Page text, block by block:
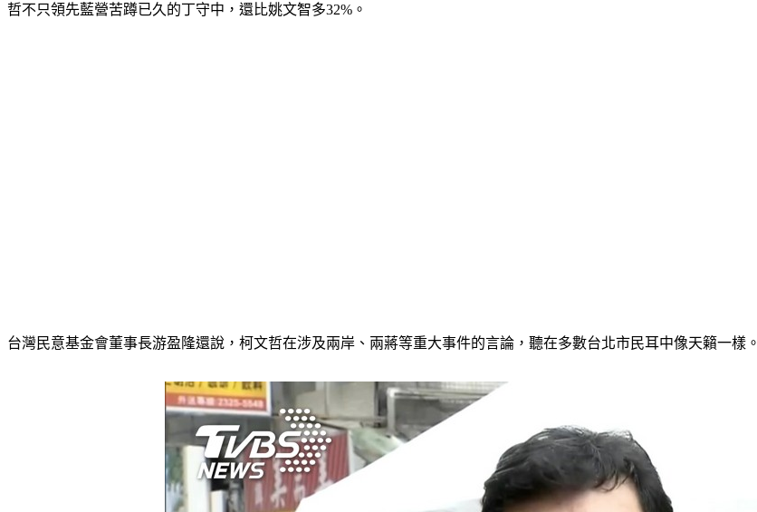
哲不只領先藍營苦蹲已久的丁守中，還比姚文智多32%。
台灣民意基金會董事長游盈隆還說，柯文哲在涉及兩岸、兩蔣等重大事件的言論，聽在多數台北市民耳中像天籟一樣。